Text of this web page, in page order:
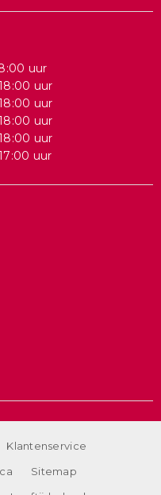
uur
uur
uur
uur
uur
uur
Klantenservice
Sitemap